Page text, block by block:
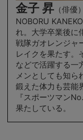
金子 昇 （俳優）
NOBORU
れ。大学卒業後に
戦隊ガオレンジャ
レイクを果たす。
などで活躍する一
メンとしても知ら
鍛えた体力も芸能
『スポーツマン
果たしている。